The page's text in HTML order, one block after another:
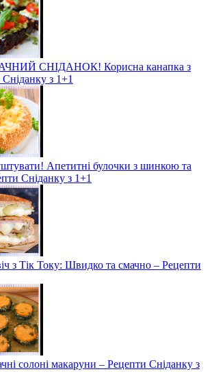
СНІДАНОК! Корисна канапка з
з 1+1
Апетитні булочки з шинкою та
Сніданку з 1+1
з Тік Току: Швидко та смачно – Рецепти
солоні макаруни – Рецепти Сніданку з